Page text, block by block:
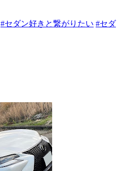
#セダン好きと繋がりたい #セダ